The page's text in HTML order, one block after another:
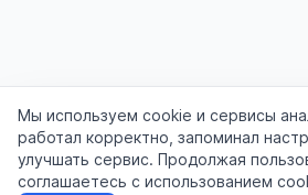
Мы используем cookie и сервисы
работал корректно, запоминал
улучшать сервис. Продолжая
соглашаетесь с использованием